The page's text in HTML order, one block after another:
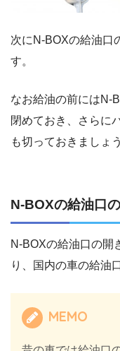
次にN-BOXの給油口
す。
なお給油の前にはN-
閉めておき、さらに
も切っておきましょう
N-BOXの給油口
N-BOXの給油口の開
り、国内の車の給油
MEMO